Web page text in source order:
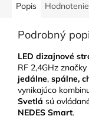
Popis Hodnotenie
Podrobný
LED dizajnové
RF 2,4GHz značky
jedálne, spálne,
vynikajúco
Svetlá sú
NEDES Smart.